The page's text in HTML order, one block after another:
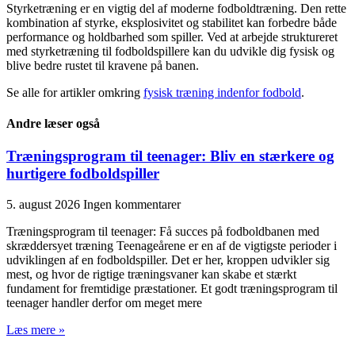
Styrketræning er en vigtig del af moderne fodboldtræning. Den rette
kombination af styrke, eksplosivitet og stabilitet kan forbedre både
performance og holdbarhed som spiller. Ved at arbejde struktureret
med styrketræning til fodboldspillere kan du udvikle dig fysisk og
blive bedre rustet til kravene på banen.
Se alle for artikler omkring fysisk træning indenfor fodbold.
Andre læser også
Træningsprogram til teenager: Bliv en stærkere og
hurtigere fodboldspiller
5. august 2026 Ingen kommentarer
Træningsprogram til teenager: Få succes på fodboldbanen med
skræddersyet træning Teenageårene er en af de vigtigste perioder i
udviklingen af en fodboldspiller. Det er her, kroppen udvikler sig
mest, og hvor de rigtige træningsvaner kan skabe et stærkt
fundament for fremtidige præstationer. Et godt træningsprogram til
teenager handler derfor om meget mere
Læs mere »